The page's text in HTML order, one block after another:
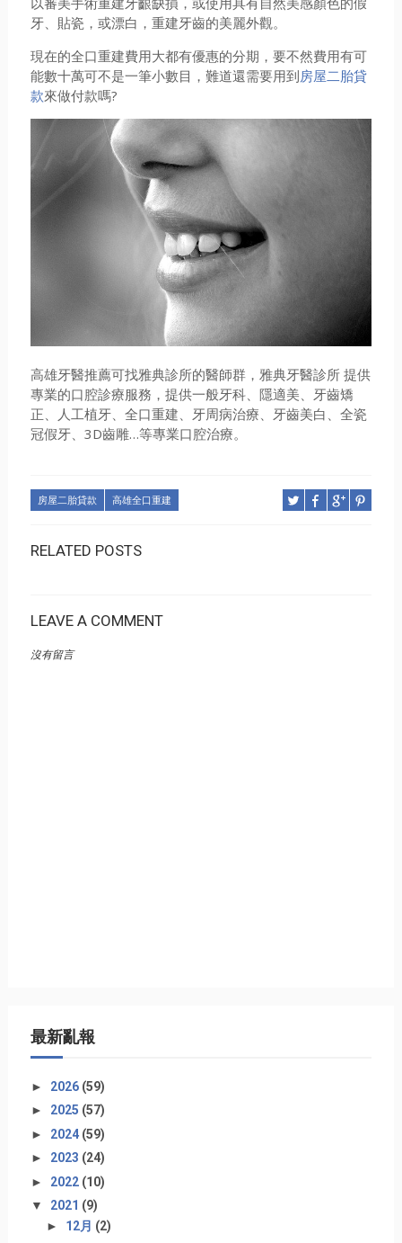
牙、貼瓷，或漂白，重建牙齒的美麗外觀。
現在的全口重建費用大都有優惠的分期，要不然費用有可
能數十萬可不是一筆小數目，難道還需要用到房屋二胎貸
款來做付款嗎?
高雄牙醫推薦可找雅典診所的醫師群，雅典牙醫診所 提供
專業的口腔診療服務，提供一般牙科、隱適美、牙齒矯
正、人工植牙、全口重建、牙周病治療、牙齒美白、全瓷
冠假牙、3D齒雕…等專業口腔治療。
房屋二胎貸款 高雄全口重建
RELATED POSTS
LEAVE A COMMENT
沒有留言
最新亂報
► 2026 (59)
► 2025 (57)
► 2024 (59)
► 2023 (24)
► 2022 (10)
▼ 2021 (9)
► 12月 (2)